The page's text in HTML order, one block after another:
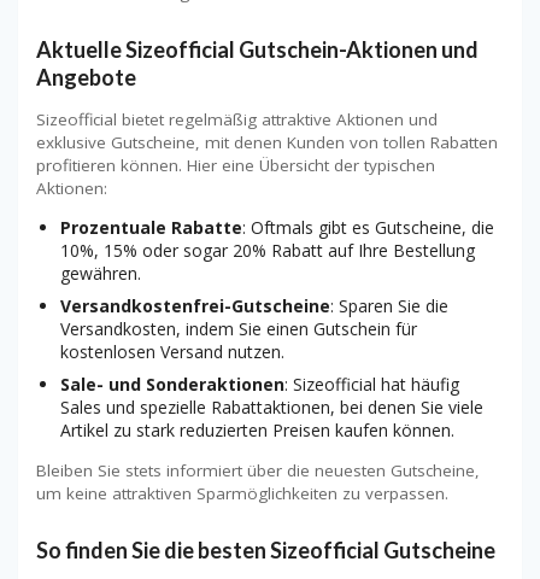
Aktuelle Sizeofficial Gutschein-Aktionen und
Angebote
Sizeofficial bietet regelmäßig attraktive Aktionen und
exklusive Gutscheine, mit denen Kunden von tollen Rabatten
profitieren können. Hier eine Übersicht der typischen
Aktionen:
Prozentuale Rabatte: Oftmals gibt es Gutscheine, die
10%, 15% oder sogar 20% Rabatt auf Ihre Bestellung
gewähren.
Versandkostenfrei-Gutscheine: Sparen Sie die
Versandkosten, indem Sie einen Gutschein für
kostenlosen Versand nutzen.
Sale- und Sonderaktionen: Sizeofficial hat häufig
Sales und spezielle Rabattaktionen, bei denen Sie viele
Artikel zu stark reduzierten Preisen kaufen können.
Bleiben Sie stets informiert über die neuesten Gutscheine,
um keine attraktiven Sparmöglichkeiten zu verpassen.
So finden Sie die besten Sizeofficial Gutscheine